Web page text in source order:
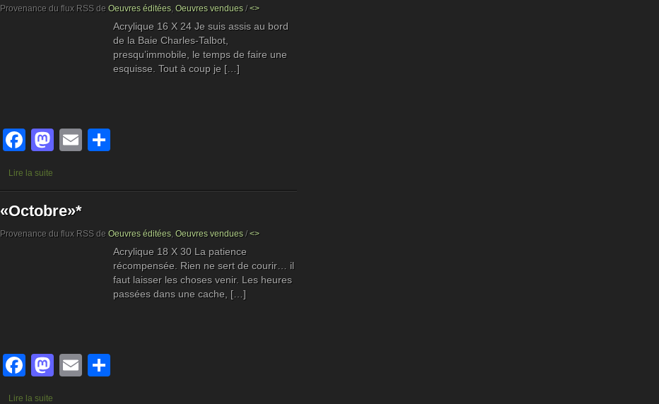
Provenance du flux RSS de Oeuvres éditées, Oeuvres vendues /<>
Acrylique 16 X 24 Je suis assis au bord
de la Baie Charles-Talbot,
presqu’immobile, le temps de faire une
esquisse. Tout à coup je […]
Facebook
Mastodon
Email
Lire la suite
«Octobre»*
Provenance du flux RSS de Oeuvres éditées, Oeuvres vendues /<>
Acrylique 18 X 30 La patience
récompensée. Rien ne sert de courir… il
faut laisser les choses venir. Les heures
passées dans une cache, […]
Facebook
Mastodon
Email
Lire la suite